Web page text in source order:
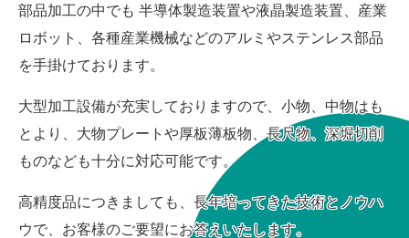
部品加工の中でも 半導体製造装置や液晶製造装置、産業
ロボット、各種産業機械などのアルミやステンレス部品
を手掛けております。
大型加工設備が充実しておりますので、小物、中物はも
とより、大物プレートや厚板薄板物、長尺物、深堀切削
ものなども十分に対応可能です。
高精度品につきましても、長年培ってきた技術とノウハ
ウで、お客様のご要望にお答えいたします。